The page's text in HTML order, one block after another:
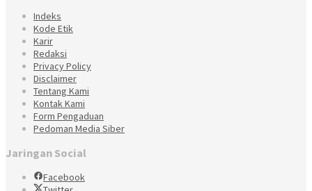
Indeks
Kode Etik
Karir
Redaksi
Privacy Policy
Disclaimer
Tentang Kami
Kontak Kami
Form Pengaduan
Pedoman Media Siber
Jaringan Social
Facebook